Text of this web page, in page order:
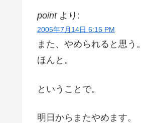
point より:
2005年7月14日 6:16 PM
また、やめられると思う。
ほんと。
ということで。
明日からまたやめます。